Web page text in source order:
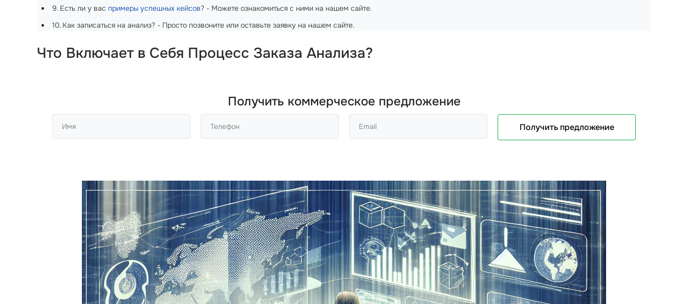
9. Есть ли у вас примеры успешных кейсов? - Можете ознакомиться с ними на нашем сайте.
10. Как записаться на анализ? - Просто позвоните или оставьте заявку на нашем сайте.
Что Включает в Себя Процесс Заказа Анализа?
Получить коммерческое предложение
Получить предложение